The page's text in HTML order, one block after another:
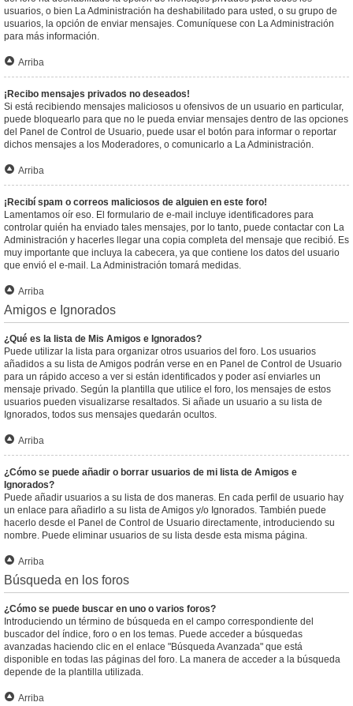
usuarios, o bien La Administración ha deshabilitado para usted, o su grupo de
usuarios, la opción de enviar mensajes. Comuníquese con La Administración
para más información.
Arriba
¡Recibo mensajes privados no deseados!
Si está recibiendo mensajes maliciosos u ofensivos de un usuario en particular,
puede bloquearlo para que no le pueda enviar mensajes dentro de las opciones
del Panel de Control de Usuario, puede usar el botón para informar o reportar
dichos mensajes a los Moderadores, o comunicarlo a La Administración.
Arriba
¡Recibí spam o correos maliciosos de alguien en este foro!
Lamentamos oír eso. El formulario de e-mail incluye identificadores para
controlar quién ha enviado tales mensajes, por lo tanto, puede contactar con La
Administración y hacerles llegar una copia completa del mensaje que recibió. Es
muy importante que incluya la cabecera, ya que contiene los datos del usuario
que envió el e-mail. La Administración tomará medidas.
Arriba
Amigos e Ignorados
¿Qué es la lista de Mis Amigos e Ignorados?
Puede utilizar la lista para organizar otros usuarios del foro. Los usuarios
añadidos a su lista de Amigos podrán verse en en Panel de Control de Usuario
para un rápido acceso a ver si están identificados y poder así enviarles un
mensaje privado. Según la plantilla que utilice el foro, los mensajes de estos
usuarios pueden visualizarse resaltados. Si añade un usuario a su lista de
Ignorados, todos sus mensajes quedarán ocultos.
Arriba
¿Cómo se puede añadir o borrar usuarios de mi lista de Amigos e
Ignorados?
Puede añadir usuarios a su lista de dos maneras. En cada perfil de usuario hay
un enlace para añadirlo a su lista de Amigos y/o Ignorados. También puede
hacerlo desde el Panel de Control de Usuario directamente, introduciendo su
nombre. Puede eliminar usuarios de su lista desde esta misma página.
Arriba
Búsqueda en los foros
¿Cómo se puede buscar en uno o varios foros?
Introduciendo un término de búsqueda en el campo correspondiente del
buscador del índice, foro o en los temas. Puede acceder a búsquedas
avanzadas haciendo clic en el enlace "Búsqueda Avanzada" que está
disponible en todas las páginas del foro. La manera de acceder a la búsqueda
depende de la plantilla utilizada.
Arriba